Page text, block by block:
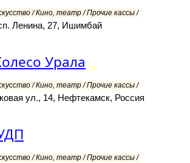
/ Кино, театр / Прочие кассы /
Ленина, 27, Ишимбай
Урала
/ Кино, театр / Прочие кассы /
ул., 14, Нефтекамск, Россия
/ Кино, театр / Прочие кассы /